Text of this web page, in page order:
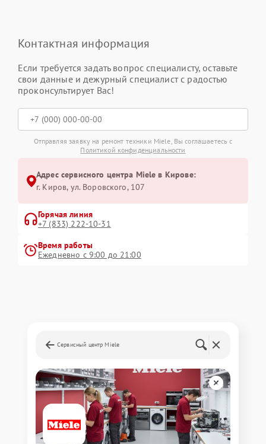
Контактная информация
Если требуется задать вопрос специалисту, оставьте
свои данные и дежурный специалист с радостью
проконсультирует Вас!
Отправляя заявку на ремонт техники Miele, Вы соглашаетесь с
Политикой конфиденциальности
Адрес сервисного центра Miele в Кирове:
г. Киров, ул. Воровского, 107
Горячая линия
+7 (833) 222-10-31
Время работы
Ежедневно с 9:00 до 21:00
Сервисный центр Miele